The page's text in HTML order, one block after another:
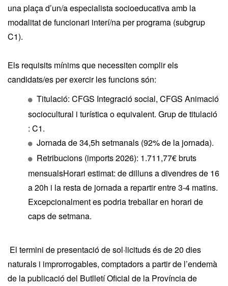
una plaça d’un/a especialista socioeducativa amb la
modalitat de funcionari interí/na per programa (subgrup
C1).
Els requisits mínims que necessiten complir els
candidats/es per exercir les funcions són:
Titulació: CFGS Integració social, CFGS Animació
sociocultural i turística o equivalent. Grup de titulació
: C1.
Jornada de 34,5h setmanals (92% de la jornada).
Retribucions (imports 2026): 1.711,77€ bruts
mensualsHorari estimat: de dilluns a divendres de 16
a 20h i la resta de jornada a repartir entre 3-4 matins.
Excepcionalment es podria treballar en horari de
caps de setmana.
El termini de presentació de sol·licituds és de 20 dies
naturals i improrrogables, comptadors a partir de l’endemà
de la publicació del Butlletí Oficial de la Província de